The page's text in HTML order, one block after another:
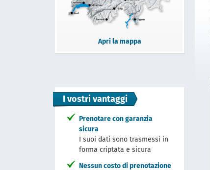
Apri la mappa
I vostri vantaggi
Prenotare con garanzia
sicura
I suoi dati sono trasmessi in
forma criptata e sicura
Nessun costo di prenotazione